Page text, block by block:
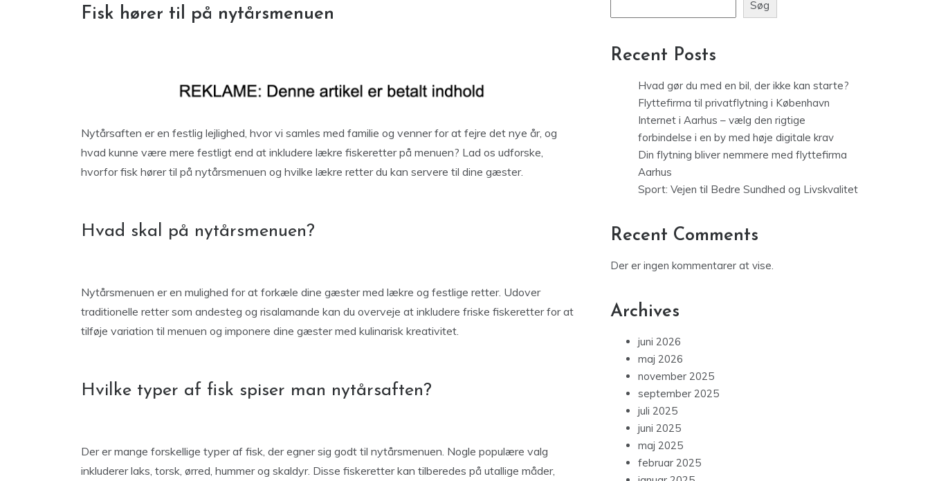
Fisk hører til på nytårsmenuen
Nytårsaften er en festlig lejlighed, hvor vi samles med familie og venner for at fejre det nye år, og
hvad kunne være mere festligt end at inkludere lækre fiskeretter på menuen? Lad os udforske,
hvorfor fisk hører til på nytårsmenuen og hvilke lækre retter du kan servere til dine gæster.
Hvad skal på nytårsmenuen?
Nytårsmenuen er en mulighed for at forkæle dine gæster med lækre og festlige retter. Udover
traditionelle retter som andesteg og risalamande kan du overveje at inkludere friske fiskeretter for at
tilføje variation til menuen og imponere dine gæster med kulinarisk kreativitet.
Hvilke typer af fisk spiser man nytårsaften?
Der er mange forskellige typer af fisk, der egner sig godt til nytårsmenuen. Nogle populære valg
inkluderer laks, torsk, ørred, hummer og skaldyr. Disse fiskeretter kan tilberedes på utallige måder,
Søg
Recent Posts
Hvad gør du med en bil, der ikke kan starte?
Flyttefirma til privatflytning i København
Internet i Aarhus – vælg den rigtige
forbindelse i en by med høje digitale krav
Din flytning bliver nemmere med flyttefirma
Aarhus
Sport: Vejen til Bedre Sundhed og Livskvalitet
Recent Comments
Der er ingen kommentarer at vise.
Archives
juni 2026
maj 2026
november 2025
september 2025
juli 2025
juni 2025
maj 2025
februar 2025